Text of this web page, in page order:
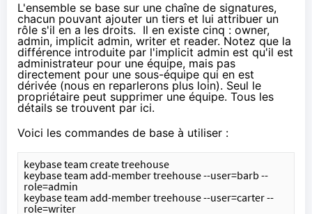
L'ensemble se base sur une chaîne de signatures,
chacun pouvant ajouter un tiers et lui attribuer un
rôle s'il en a les droits. Il en existe cinq : owner,
admin, implicit admin, writer et reader. Notez que la
différence introduite par l'implicit admin est qu'il est
administrateur pour une équipe, mais pas
directement pour une sous-équipe qui en est
dérivée (nous en reparlerons plus loin). Seul le
propriétaire peut supprimer une équipe. Tous les
détails se trouvent par ici.
Voici les commandes de base à utiliser :
keybase team create treehouse
keybase team add-member treehouse --user=barb --
role=admin
keybase team add-member treehouse --user=carter --
role=writer